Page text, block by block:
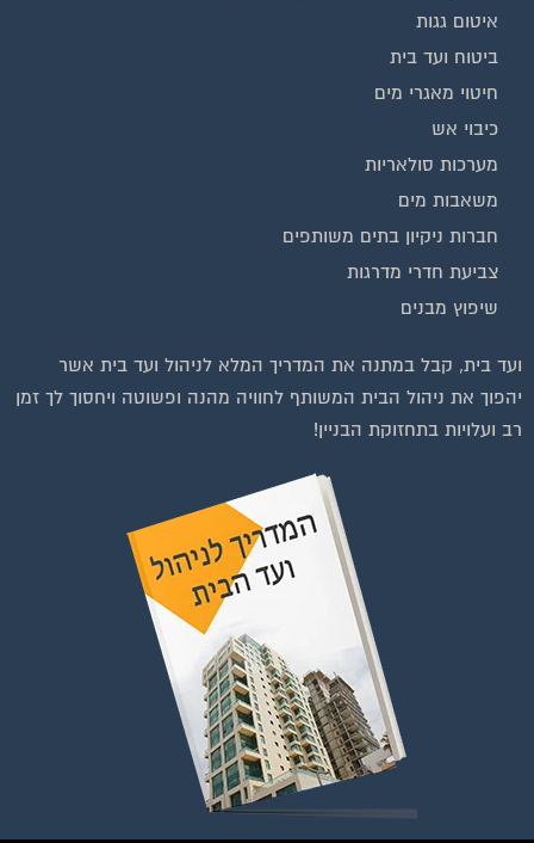
איטום גגות
ביטוח ועד בית
חיטוי מאגרי מים
כיבוי אש
מערכות סולאריות
משאבות מים
חברות ניקיון בתים משותפים
צביעת חדרי מדרגות
שיפוץ מבנים
ועד בית, קבל במתנה את המדריך המלא לניהול ועד בית אשר
יהפוך את ניהול הבית המשותף לחוויה מהנה ופשוטה ויחסוך לך זמן
רב ועלויות בתחזוקת הבניין!
לחצו על התמונה או על הכפתור ושלחו בקשת הצטרפות בדף
הקבוצה
לחץ למעבר לקבוצה